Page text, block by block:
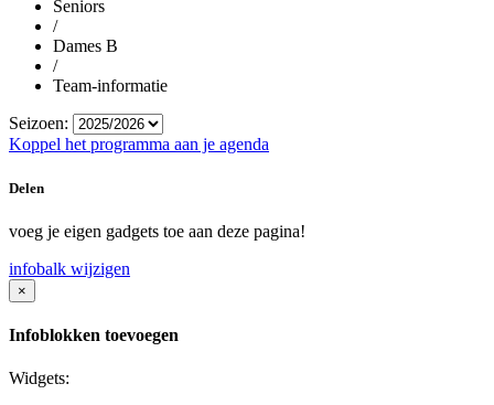
Seniors
/
Dames B
/
Team-informatie
Seizoen:
Koppel het programma aan je agenda
Delen
voeg je eigen gadgets toe aan deze pagina!
infobalk wijzigen
×
Infoblokken toevoegen
Widgets: